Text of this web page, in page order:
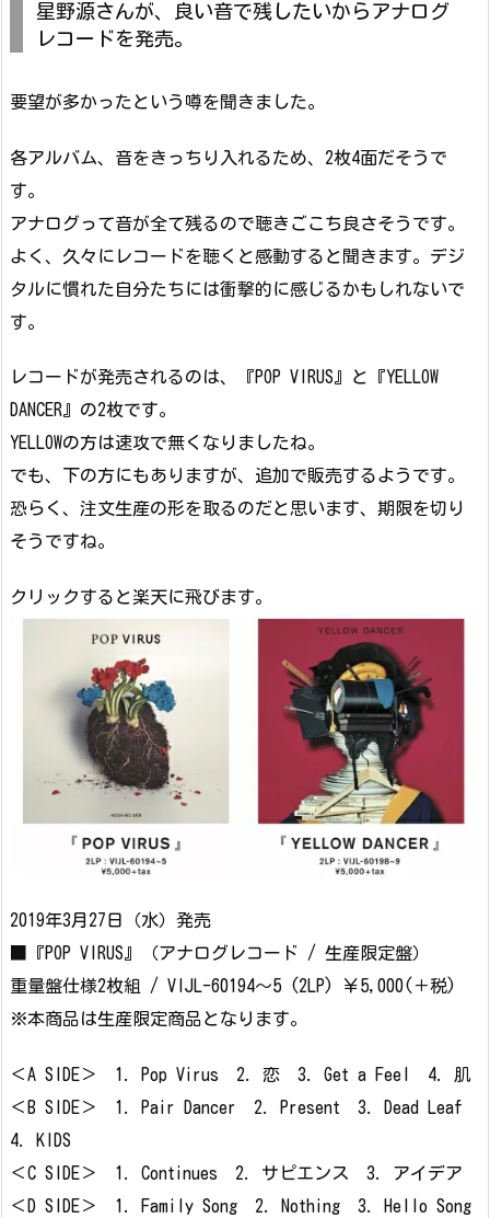
星野源さんが、良い音で残したいからアナログ
レコードを発売。
要望が多かったという噂を聞きました。
各アルバム、音をきっちり入れるため、2枚4面だそうで
す。
アナログって音が全て残るので聴きごこち良さそうです。
よく、久々にレコードを聴くと感動すると聞きます。デジ
タルに慣れた自分たちには衝撃的に感じるかもしれないで
す。
レコードが発売されるのは、『POP VIRUS』と『YELLOW
DANCER』の2枚です。
YELLOWの方は速攻で無くなりましたね。
でも、下の方にもありますが、追加で販売するようです。
恐らく、注文生産の形を取るのだと思います、期限を切り
そうですね。
クリックすると楽天に飛びます。
2019年3月27日（水）発売
■『POP VIRUS』（アナログレコード / 生産限定盤）
重量盤仕様2枚組 / VIJL-60194～5 (2LP) ￥5,000(＋税)
※本商品は生産限定商品となります。
＜A SIDE＞ 1. Pop Virus 2. 恋 3. Get a Feel 4. 肌
＜B SIDE＞ 1. Pair Dancer 2. Present 3. Dead Leaf
4. KIDS
＜C SIDE＞ 1. Continues 2. サピエンス 3. アイデア
＜D SIDE＞ 1. Family Song 2. Nothing 3. Hello Song